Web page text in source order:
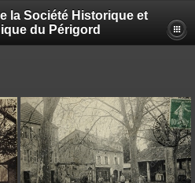
la Société Historique et
du Périgord